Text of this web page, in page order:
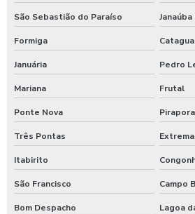
Máquina para lavar carros portátil
Maquina para lavar onibus
Máquina de lavar ônibus
Máquina de lavar ônibus preço
Maquinas para higienização automotiva
Maquinas para higienização interna de
Melhores produtos para higienização de
Moedeiro para calibrador
São Sebastião do Paraíso Janaúba
Formiga
Januária Pedro
Mariana Frutal
Ponte Nova Pirapora
Três Pontas Extrema
Itabirito
São Francisco Campo
Bom Despacho Lagoa